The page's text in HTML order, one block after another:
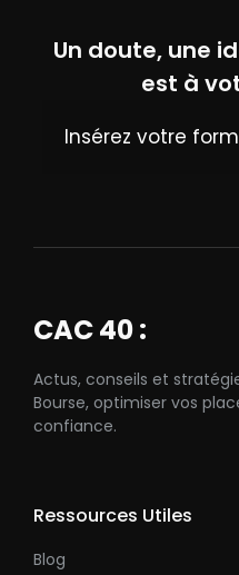
Un doute, une
est à
Insérez votre
CAC 40 :
Actus, conseils et
Bourse, optimiser vos
confiance.
Ressources Utiles
Blog